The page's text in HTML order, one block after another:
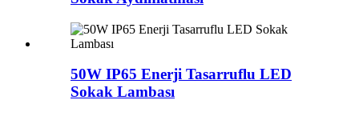
50W IP65 Enerji Tasarruflu LED
Sokak Lambası